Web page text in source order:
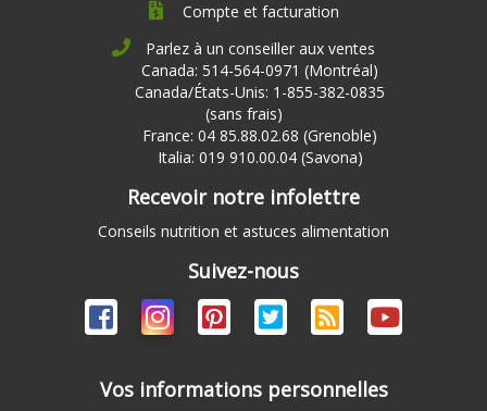
Compte et facturation
Parlez à un conseiller aux ventes
Canada: 514-564-0971 (Montréal)
Canada/États-Unis: 1-855-382-0835
(sans frais)
France: 04 85.88.02.68 (Grenoble)
Italia: 019 910.00.04 (Savona)
Recevoir notre infolettre
Conseils nutrition et astuces alimentation
Suivez-nous
Vos informations personnelles